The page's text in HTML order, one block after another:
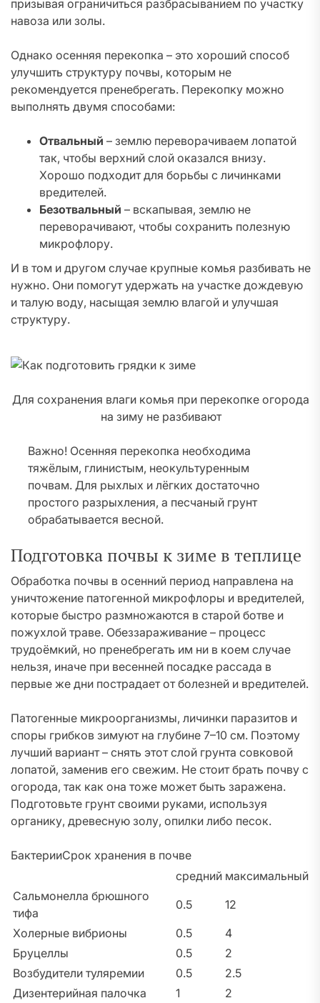
призывая ограничиться разбрасыванием по участку
навоза или золы.
Однако осенняя перекопка – это хороший способ
улучшить структуру почвы, которым не
рекомендуется пренебрегать. Перекопку можно
выполнять двумя способами:
Отвальный – землю переворачиваем лопатой
так, чтобы верхний слой оказался внизу.
Хорошо подходит для борьбы с личинками
вредителей.
Безотвальный – вскапывая, землю не
переворачивают, чтобы сохранить полезную
микрофлору.
И в том и другом случае крупные комья разбивать не
нужно. Они помогут удержать на участке дождевую
и талую воду, насыщая землю влагой и улучшая
структуру.
Для сохранения влаги комья при перекопке огорода
на зиму не разбивают
Важно! Осенняя перекопка необходима
тяжёлым, глинистым, неокультуренным
почвам. Для рыхлых и лёгких достаточно
простого разрыхления, а песчаный грунт
обрабатывается весной.
Подготовка почвы к зиме в теплице
Обработка почвы в осенний период направлена на
уничтожение патогенной микрофлоры и вредителей,
которые быстро размножаются в старой ботве и
пожухлой траве. Обеззараживание – процесс
трудоёмкий, но пренебрегать им ни в коем случае
нельзя, иначе при весенней посадке рассада в
первые же дни пострадает от болезней и вредителей.
Патогенные микроорганизмы, личинки паразитов и
споры грибков зимуют на глубине 7–10 см. Поэтому
лучший вариант – снять этот слой грунта совковой
лопатой, заменив его свежим. Не стоит брать почву с
огорода, так как она тоже может быть заражена.
Подготовьте грунт своими руками, используя
органику, древесную золу, опилки либо песок.
БактерииСрок хранения в почве
средний максимальный
Сальмонелла брюшного
тифа
0.5
12
Холерные вибрионы
0.5
4
Бруцеллы
0.5
2
Возбудители туляремии
0.5
2.5
Дизентерийная палочка
1
2